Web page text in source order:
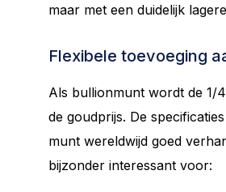
maar met een duidelijk
Flexibele toevoeging
Als bullionmunt wordt de 1/
de goudprijs. De
munt wereldwijd goed
bijzonder interessant voor: